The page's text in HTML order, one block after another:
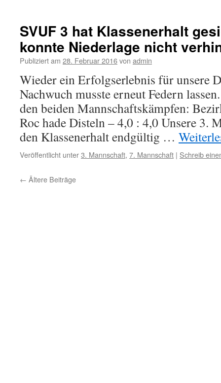
SVUF 3 hat Klassenerhalt
konnte Niederlage nicht
Publiziert am 28. Februar 2016von admin
Wieder ein Erfolgserlebnis für unsere
Nachwuch musste erneut Federn
den beiden Mannschaftskämpfen:
Roc hade Disteln – 4,0 : 4,0 Unsere 3.
den Klassenerhalt endgültig …
Veröffentlicht unter3. Mannschaft, 7. Mannschaft | Schreib
← Ältere Beiträge